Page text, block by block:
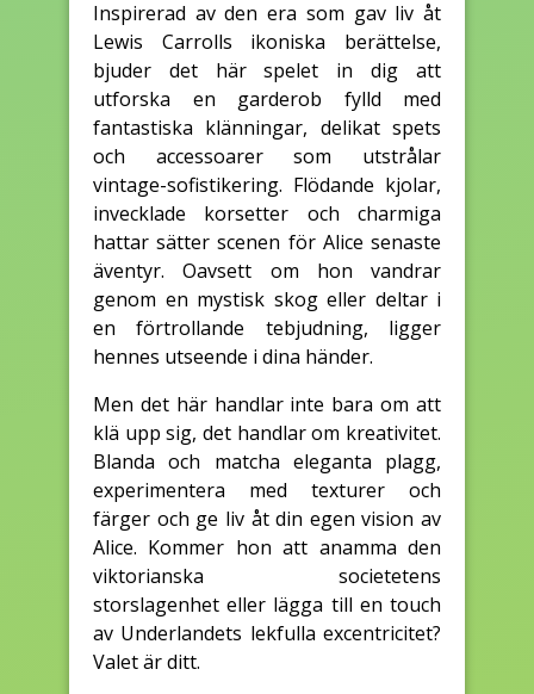
Inspirerad av den era som gav liv åt
Lewis Carrolls ikoniska berättelse,
bjuder det här spelet in dig att
utforska en garderob fylld med
fantastiska klänningar, delikat spets
och accessoarer som utstrålar
vintage-sofistikering. Flödande kjolar,
invecklade korsetter och charmiga
hattar sätter scenen för Alice senaste
äventyr. Oavsett om hon vandrar
genom en mystisk skog eller deltar i
en förtrollande tebjudning, ligger
hennes utseende i dina händer.
Men det här handlar inte bara om att
klä upp sig, det handlar om kreativitet.
Blanda och matcha eleganta plagg,
experimentera med texturer och
färger och ge liv åt din egen vision av
Alice. Kommer hon att anamma den
viktorianska societetens
storslagenhet eller lägga till en touch
av Underlandets lekfulla excentricitet?
Valet är ditt.